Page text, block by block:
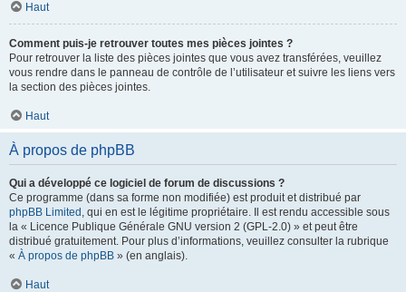
Haut
Comment puis-je retrouver toutes mes pièces jointes ?
Pour retrouver la liste des pièces jointes que vous avez transférées, veuillez
vous rendre dans le panneau de contrôle de l’utilisateur et suivre les liens vers
la section des pièces jointes.
Haut
À propos de phpBB
Qui a développé ce logiciel de forum de discussions ?
Ce programme (dans sa forme non modifiée) est produit et distribué par
phpBB Limited , qui en est le légitime propriétaire. Il est rendu accessible sous
la « Licence Publique Générale GNU version 2 (GPL-2.0) » et peut être
distribué gratuitement. Pour plus d’informations, veuillez consulter la rubrique
« À propos de phpBB » (en anglais).
Haut